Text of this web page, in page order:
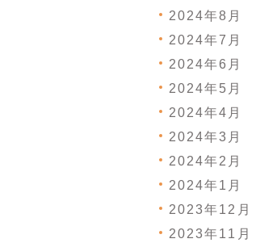
2024年8月
2024年7月
2024年6月
2024年5月
2024年4月
2024年3月
2024年2月
2024年1月
2023年12月
2023年11月